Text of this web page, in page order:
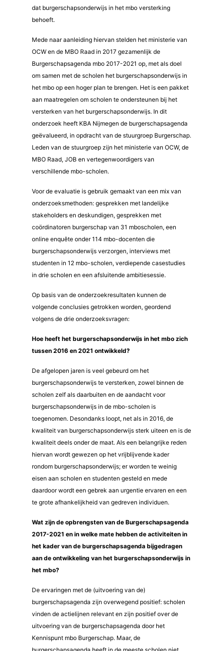
dat burgerschapsonderwijs in het mbo versterking
behoeft.
Mede naar aanleiding hiervan stelden het ministerie van
OCW en de MBO Raad in 2017 gezamenlijk de
Burgerschapsagenda mbo 2017-2021 op, met als doel
om samen met de scholen het burgerschapsonderwijs in
het mbo op een hoger plan te brengen. Het is een pakket
aan maatregelen om scholen te ondersteunen bij het
versterken van het burgerschapsonderwijs. In dit
onderzoek heeft KBA Nijmegen de burgerschapsagenda
geëvalueerd, in opdracht van de stuurgroep Burgerschap.
Leden van de stuurgroep zijn het ministerie van OCW, de
MBO Raad, JOB en vertegenwoordigers van
verschillende mbo-scholen.
Voor de evaluatie is gebruik gemaakt van een mix van
onderzoeksmethoden: gesprekken met landelijke
stakeholders en deskundigen, gesprekken met
coördinatoren burgerschap van 31 mboscholen, een
online enquête onder 114 mbo-docenten die
burgerschapsonderwijs verzorgen, interviews met
studenten in 12 mbo-scholen, verdiepende casestudies
in drie scholen en een afsluitende ambitiesessie.
Op basis van de onderzoekresultaten kunnen de
volgende conclusies getrokken worden, geordend
volgens de drie onderzoeksvragen:
Hoe heeft het burgerschapsonderwijs in het mbo zich
tussen 2016 en 2021 ontwikkeld?
De afgelopen jaren is veel gebeurd om het
burgerschapsonderwijs te versterken, zowel binnen de
scholen zelf als daarbuiten en de aandacht voor
burgerschapsonderwijs in de mbo-scholen is
toegenomen. Desondanks loopt, net als in 2016, de
kwaliteit van burgerschapsonderwijs sterk uiteen en is de
kwaliteit deels onder de maat. Als een belangrijke reden
hiervan wordt gewezen op het vrijblijvende kader
rondom burgerschapsonderwijs; er worden te weinig
eisen aan scholen en studenten gesteld en mede
daardoor wordt een gebrek aan urgentie ervaren en een
te grote afhankelijkheid van gedreven individuen.
Wat zijn de opbrengsten van de Burgerschapsagenda
2017-2021 en in welke mate hebben de activiteiten in
het kader van de burgerschapsagenda bijgedragen
aan de ontwikkeling van het burgerschapsonderwijs in
het mbo?
De ervaringen met de (uitvoering van de)
burgerschapsagenda zijn overwegend positief: scholen
vinden de actielijnen relevant en zijn positief over de
uitvoering van de burgerschapsagenda door het
Kennispunt mbo Burgerschap. Maar, de